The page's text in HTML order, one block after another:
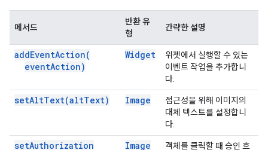
메서드
반환 유
형
간략한 설명
addEventAction(
eventAction)
Widget
위젯에서 실행할 수 있는
이벤트 작업을 추가합니
다.
setAltText(altText) Image
접근성을 위해 이미지의
대체 텍스트를 설정합니
다.
setAuthorization
Image
객체를 클릭할 때 승인 흐